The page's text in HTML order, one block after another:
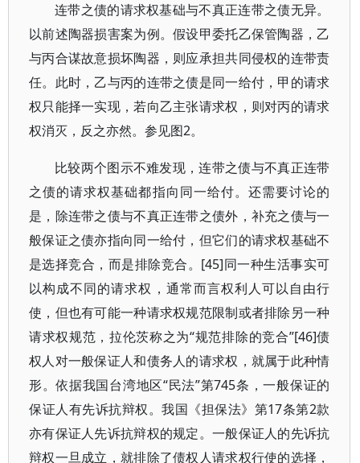
连带之债的请求权基础与不真正连带之债无异。
以前述陶器损害案为例。假设甲委托乙保管陶器，乙
与丙合谋故意损坏陶器，则应承担共同侵权的连带责
任。此时，乙与丙的连带之债是同一给付，甲的请求
权只能择一实现，若向乙主张请求权，则对丙的请求
权消灭，反之亦然。参见图2。
比较两个图示不难发现，连带之债与不真正连带
之债的请求权基础都指向同一给付。还需要讨论的
是，除连带之债与不真正连带之债外，补充之债与一
般保证之债亦指向同一给付，但它们的请求权基础不
是选择竞合，而是排除竞合。[45]同一种生活事实可
以构成不同的请求权，通常而言权利人可以自由行
使，但也有可能一种请求权规范限制或者排除另一种
请求权规范，拉伦茨称之为“规范排除的竞合”[46]债
权人对一般保证人和债务人的请求权，就属于此种情
形。依据我国台湾地区“民法”第745条，一般保证的
保证人有先诉抗辩权。我国《担保法》第17条第2款
亦有保证人先诉抗辩权的规定。一般保证人的先诉抗
辩权一旦成立，就排除了债权人请求权行使的选择，